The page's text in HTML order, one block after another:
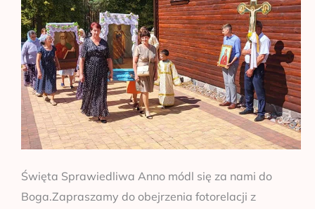
Święta Sprawiedliwa Anno módl się za nami do
Boga.Zapraszamy do obejrzenia fotorelacji z